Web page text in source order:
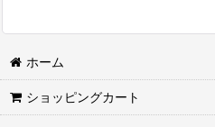
ホーム
ショッピングカート